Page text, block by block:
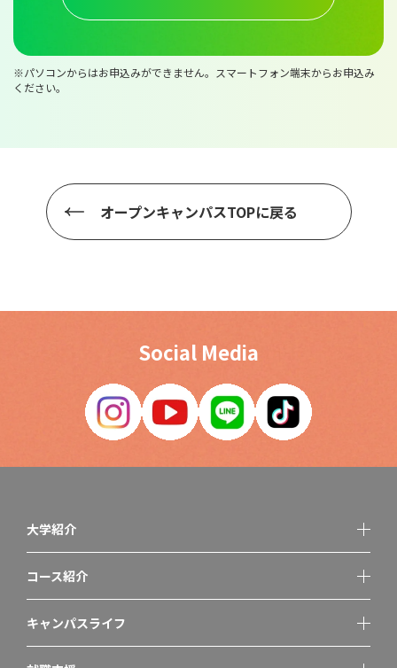
※パソコンからはお申込みができません。スマートフォン端末からお申込み
ください。
オープンキャンパスTOPに戻る
Social Media
大学紹介
コース紹介
キャンパスライフ